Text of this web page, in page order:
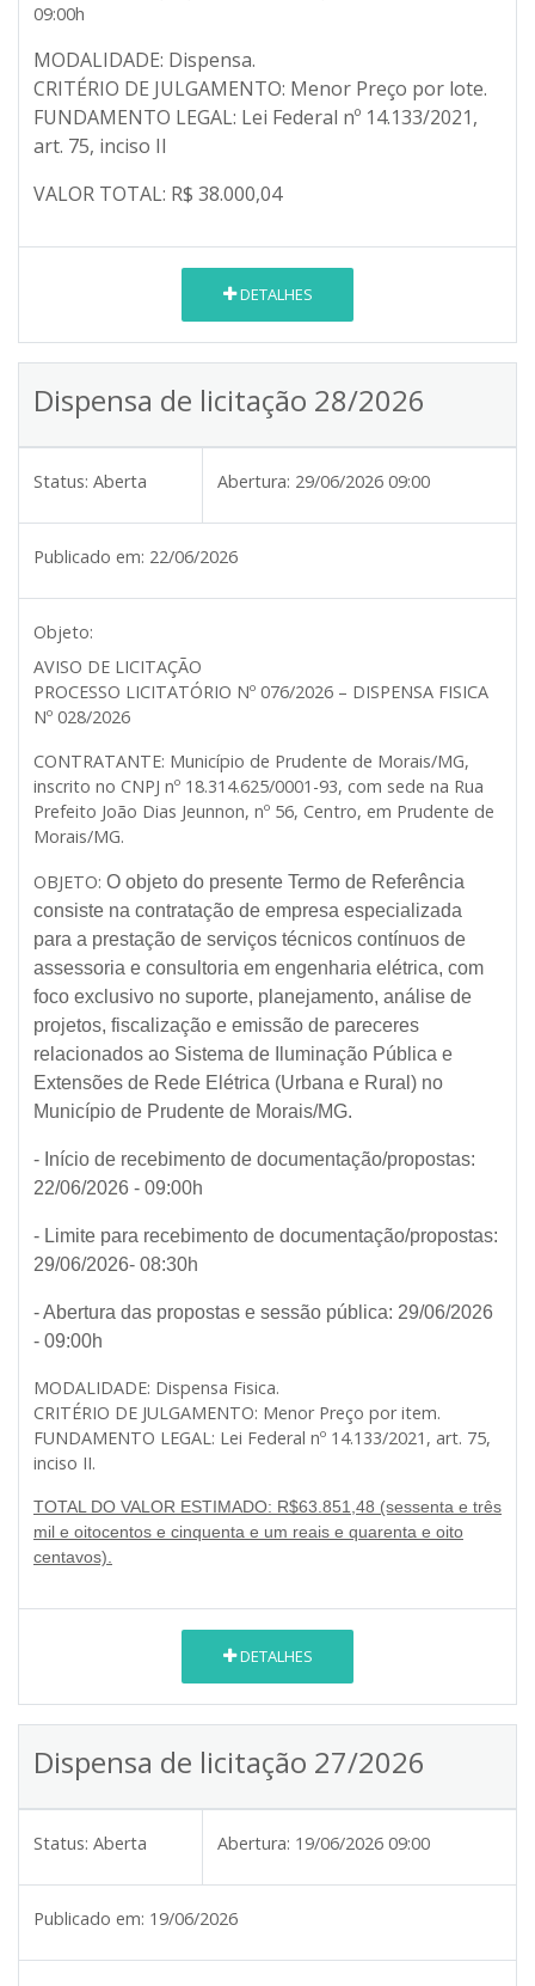
09:00h
MODALIDADE: Dispensa.
CRITÉRIO DE JULGAMENTO: Menor Preço por lote.
FUNDAMENTO LEGAL: Lei Federal nº 14.133/2021,
art. 75, inciso II
VALOR TOTAL: R$ 38.000,04
DETALHES
Dispensa de licitação 28/2026
Status: Aberta Abertura: 29/06/2026 09:00
Publicado em: 22/06/2026
Objeto:
AVISO DE LICITAÇÃO
PROCESSO LICITATÓRIO Nº 076/2026 – DISPENSA FISICA
Nº 028/2026
CONTRATANTE: Município de Prudente de Morais/MG,
inscrito no CNPJ nº 18.314.625/0001-93, com sede na Rua
Prefeito João Dias Jeunnon, nº 56, Centro, em Prudente de
Morais/MG.
OBJETO: O objeto do presente Termo de Referência
consiste na contratação de empresa especializada
para a prestação de serviços técnicos contínuos de
assessoria e consultoria em engenharia elétrica, com
foco exclusivo no suporte, planejamento, análise de
projetos, fiscalização e emissão de pareceres
relacionados ao Sistema de Iluminação Pública e
Extensões de Rede Elétrica (Urbana e Rural) no
Município de Prudente de Morais/MG.
- Início de recebimento de documentação/propostas:
22/06/2026 - 09:00h
- Limite para recebimento de documentação/propostas:
29/06/2026- 08:30h
- Abertura das propostas e sessão pública: 29/06/2026
- 09:00h
MODALIDADE: Dispensa Fisica.
CRITÉRIO DE JULGAMENTO: Menor Preço por item.
FUNDAMENTO LEGAL: Lei Federal nº 14.133/2021, art. 75,
inciso II.
TOTAL DO VALOR ESTIMADO: R$63.851,48 (sessenta e três
mil e oitocentos e cinquenta e um reais e quarenta e oito
centavos).
DETALHES
Dispensa de licitação 27/2026
Status: Aberta Abertura: 19/06/2026 09:00
Publicado em: 19/06/2026